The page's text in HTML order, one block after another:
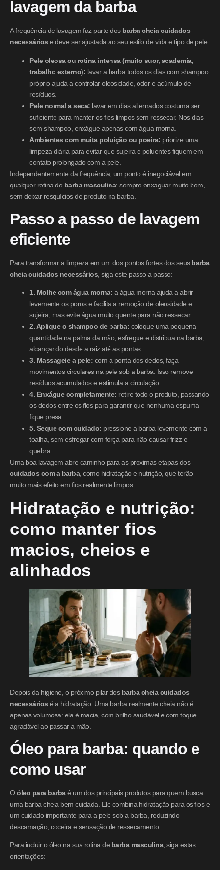
lavagem da barba
A frequência de lavagem faz parte dos barba cheia cuidados
necessários e deve ser ajustada ao seu estilo de vida e tipo de pele:
Pele oleosa ou rotina intensa (muito suor, academia,
trabalho externo): lavar a barba todos os dias com shampoo
próprio ajuda a controlar oleosidade, odor e acúmulo de
resíduos.
Pele normal a seca: lavar em dias alternados costuma ser
suficiente para manter os fios limpos sem ressecar. Nos dias
sem shampoo, enxágue apenas com água morna.
Ambientes com muita poluição ou poeira: priorize uma
limpeza diária para evitar que sujeira e poluentes fiquem em
contato prolongado com a pele.
Independentemente da frequência, um ponto é inegociável em
qualquer rotina de barba masculina: sempre enxaguar muito bem,
sem deixar resquícios de produto na barba.
Passo a passo de lavagem
eficiente
Para transformar a limpeza em um dos pontos fortes dos seus barba
cheia cuidados necessários , siga este passo a passo:
1. Molhe com água morna: a água morna ajuda a abrir
levemente os poros e facilita a remoção de oleosidade e
sujeira, mas evite água muito quente para não ressecar.
2. Aplique o shampoo de barba: coloque uma pequena
quantidade na palma da mão, esfregue e distribua na barba,
alcançando desde a raiz até as pontas.
3. Massageie a pele: com a ponta dos dedos, faça
movimentos circulares na pele sob a barba. Isso remove
resíduos acumulados e estimula a circulação.
4. Enxágue completamente: retire todo o produto, passando
os dedos entre os fios para garantir que nenhuma espuma
fique presa.
5. Seque com cuidado: pressione a barba levemente com a
toalha, sem esfregar com força para não causar frizz e
quebra.
Uma boa lavagem abre caminho para as próximas etapas dos
cuidados com a barba, como hidratação e nutrição, que terão
muito mais efeito em fios realmente limpos.
Hidratação e nutrição:
como manter fios
macios, cheios e
alinhados
Depois da higiene, o próximo pilar dos barba cheia cuidados
necessários é a hidratação. Uma barba realmente cheia não é
apenas volumosa: ela é macia, com brilho saudável e com toque
agradável ao passar a mão.
Óleo para barba: quando e
como usar
Oóleo para barbaé um dos principais produtos para quem busca
uma barba cheia bem cuidada. Ele combina hidratação para os fios e
um cuidado importante para a pele sob a barba, reduzindo
descamação, coceira e sensação de ressecamento.
Para incluir o óleo na sua rotina de barba masculina, siga estas
orientações: